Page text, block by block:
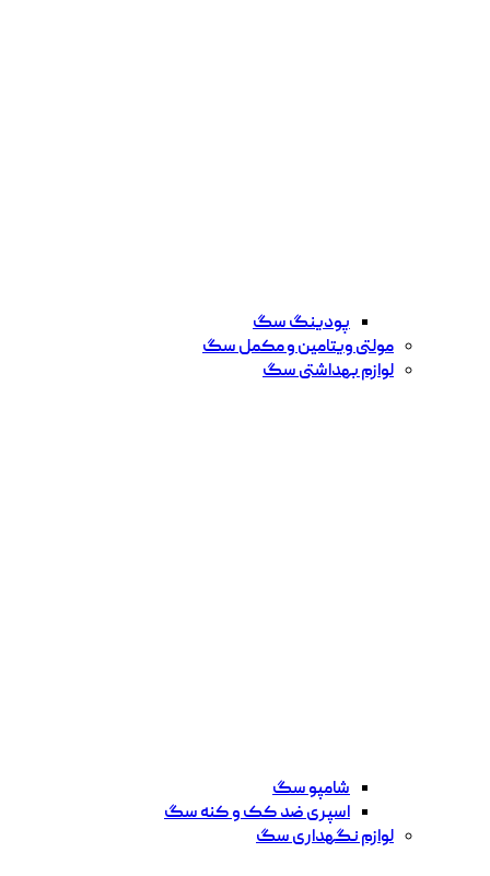
پودینگ سگ
مولتی ویتامین و مکمل سگ
لوازم بهداشتی سگ
شامپو سگ
اسپری ضد کک و کنه سگ
لوازم نگهداری سگ